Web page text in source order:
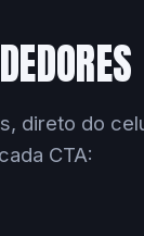
direto do
CTA: